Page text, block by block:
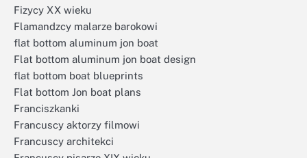
Fizycy XX wieku
Flamandzcy malarze barokowi
flat bottom aluminum jon boat
Flat bottom aluminum jon boat design
flat bottom boat blueprints
Flat bottom Jon boat plans
Franciszkanki
Francuscy aktorzy filmowi
Francuscy architekci